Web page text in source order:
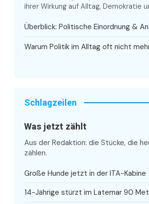
ihrer Wirkung auf Alltag, Demokratie
Überblick: Politische Einordnung &
Warum Politik im Alltag oft nicht
Schlagzeilen
Was jetzt zählt
Aus der Redaktion: die Stücke, die
zählen.
Große Hunde jetzt in der ITA-Kabine
14-Jährige stürzt im Latemar 90